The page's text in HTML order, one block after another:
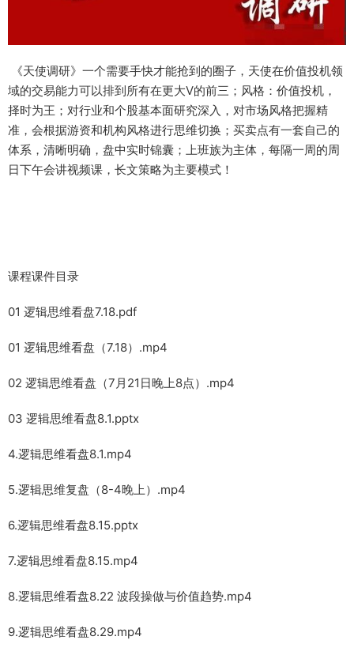
《天使调研》一个需要手快才能抢到的圈子，天使在价值投机领
域的交易能力可以排到所有在更大V的前三；风格：价值投机，
择时为王；对行业和个股基本面研究深入，对市场风格把握精
准，会根据游资和机构风格进行思维切换；买卖点有一套自己的
体系，清晰明确，盘中实时锦囊；上班族为主体，每隔一周的周
日下午会讲视频课，长文策略为主要模式！
课程课件目录
01 逻辑思维看盘7.18.pdf
01 逻辑思维看盘（7.18）.mp4
02 逻辑思维看盘（7月21日晚上8点）.mp4
03 逻辑思维看盘8.1.pptx
4.逻辑思维看盘8.1.mp4
5.逻辑思维复盘（8-4晚上）.mp4
6.逻辑思维看盘8.15.pptx
7.逻辑思维看盘8.15.mp4
8.逻辑思维看盘8.22 波段操做与价值趋势.mp4
9.逻辑思维看盘8.29.mp4